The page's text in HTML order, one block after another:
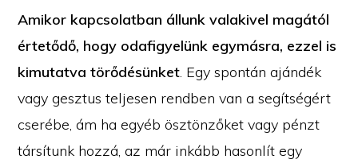
Amikor kapcsolatban állunk valakivel magától
értetődő, hogy odafigyelünk egymásra, ezzel is
kimutatva törődésünket. Egy spontán ajándék
vagy gesztus teljesen rendben van a segítségért
cserébe, ám ha egyéb ösztönzőket vagy pénzt
társítunk hozzá, az már inkább hasonlít egy